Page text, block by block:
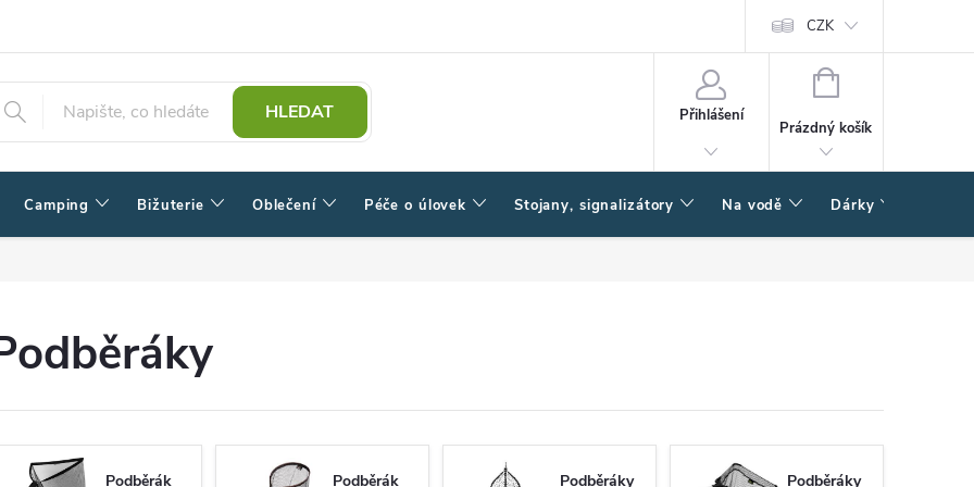
CZK
HLEDAT Přihlášení
NÁKUPNÍ
Prázdný košík
Camping Bižuterie Oblečení Péče o úlovek Stojany, signalizátory Na vodě Dárky
Podběrák
Podběrák
Podběráky
Podběráky